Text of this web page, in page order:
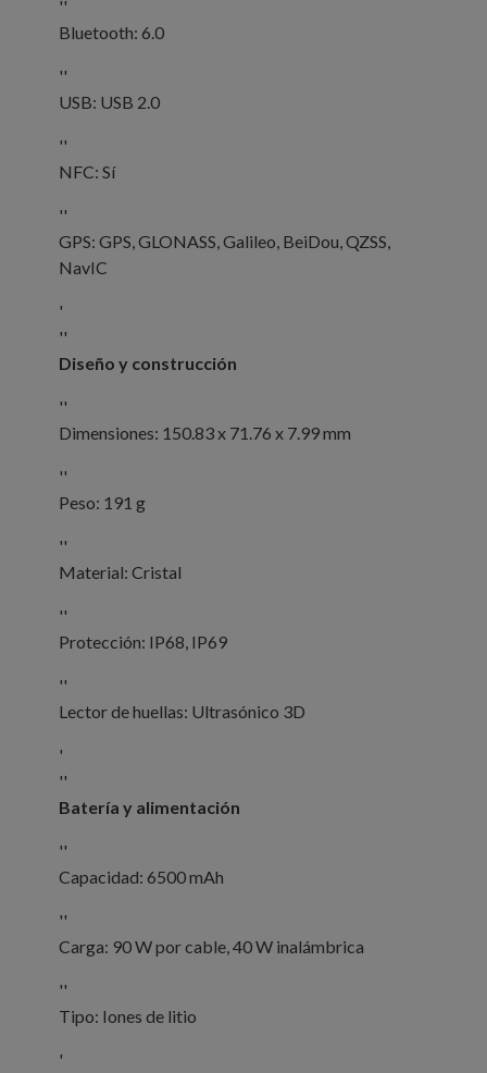
''
Bluetooth: 6.0
''
USB: USB 2.0
''
NFC: Sí
''
GPS: GPS, GLONASS, Galileo, BeiDou, QZSS,
NavIC
'
''
Diseño y construcción
''
Dimensiones: 150.83 x 71.76 x 7.99 mm
''
Peso: 191 g
''
Material: Cristal
''
Protección: IP68, IP69
''
Lector de huellas: Ultrasónico 3D
'
''
Batería y alimentación
''
Capacidad: 6500 mAh
''
Carga: 90 W por cable, 40 W inalámbrica
''
Tipo: Iones de litio
'